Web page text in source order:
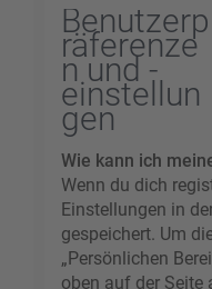
Benutzerp
räferenze
n und -
einstellun
gen
Wie kann ich
Wenn du dich
Einstellungen in
gespeichert. Um
„Persönlichen
oben auf der Seite